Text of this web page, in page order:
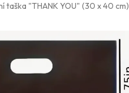
taška "THANK YOU" (30 x 40 cm)